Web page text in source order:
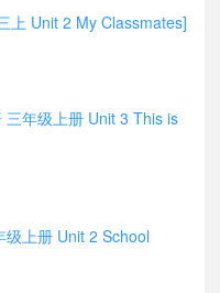
上 Unit 2 My Classmates]
三年级上册 Unit 3 This is
级上册 Unit 2 School